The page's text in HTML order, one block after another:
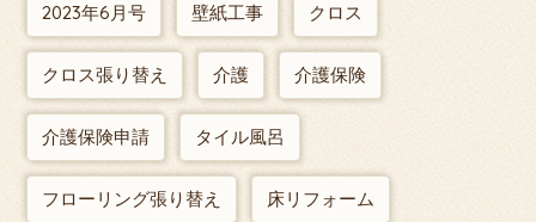
2023年6月号 壁紙工事 クロス
クロス張り替え 介護 介護保険
介護保険申請 タイル風呂
フローリング張り替え 床リフォーム